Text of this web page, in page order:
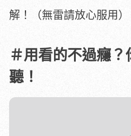
解！（無雷請放心服用）
＃用看的不過癮
聽！